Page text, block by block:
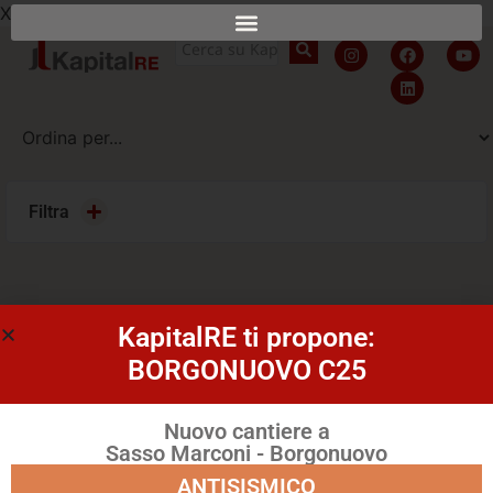
X
Filtra
Al momento non sono presenti immobili in questa
categoria
Vedi tutti gli immobili
KapitalRE ti propone:
BORGONUOVO C25
Nuovo cantiere a
Sasso Marconi - Borgonuovo
ANTISISMICO